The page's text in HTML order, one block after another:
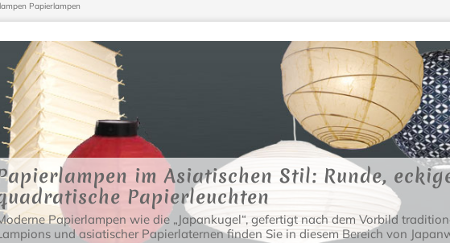
Papierlampen
im Asiatischen Stil: Runde,
Papierleuchten
Papierlampen wie die „Japankugel“, gefertigt nach dem Vorbild
und asiatischer Papierlaternen finden Sie in diesem Bereich von